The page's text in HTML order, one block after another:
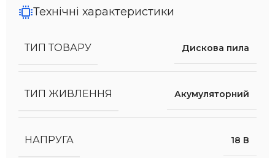
Технічні характеристики
ТИП ТОВАРУ Дискова пила
ТИП ЖИВЛЕННЯ Акумуляторний
НАПРУГА 18 В